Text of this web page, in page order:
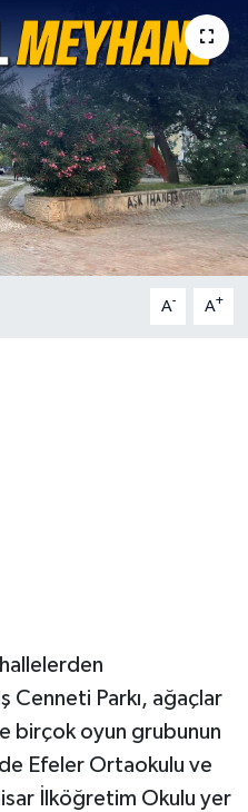
A- A+
Cenneti Parkı, ağaçlar
birçok oyun grubunun
Efeler Ortaokulu ve
İlköğretim Okulu yer